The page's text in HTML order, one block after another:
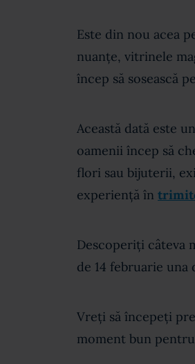
Este din nou acea
nuanțe, vitrinele
încep să sosească
Această dată este
oamenii încep să
flori sau bijuterii,
experiență în
Descoperiți câteva
de 14 februarie una
Vreți să începeți
moment bun